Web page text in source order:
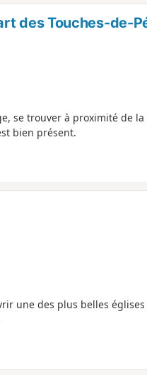
des Touches-de-
se trouver à proximité de la
bien présent.
une des plus belles